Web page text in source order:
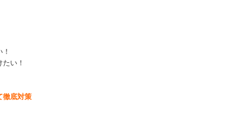
い！
徹底対策